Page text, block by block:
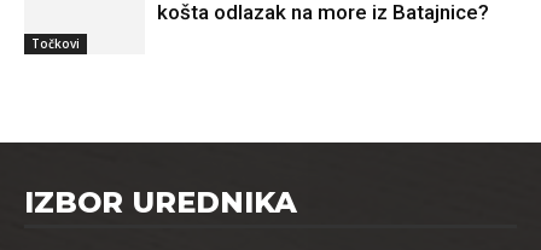
Točkovi
košta odlazak na more iz Batajnice?
IZBOR UREDNIKA